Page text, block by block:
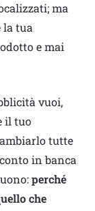
ma
la tua
e mai
vuoi,
il tuo
tutte
in banca
perché
che